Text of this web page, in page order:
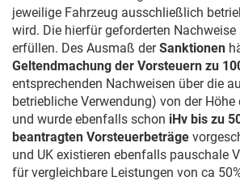
jeweilige Fahrzeug ausschließlich
wird. Die hierfür geforderten
erfüllen. Des Ausmaß derSanktionen
Geltendmachung der Vorsteuern zu
entsprechenden Nachweisen über die
betriebliche Verwendung) von der Höhe
und wurde ebenfalls schon iHv bis zu
beantragten Vorsteuerbeträge
und UK existieren ebenfalls pauschale
für vergleichbare Leistungen von ca